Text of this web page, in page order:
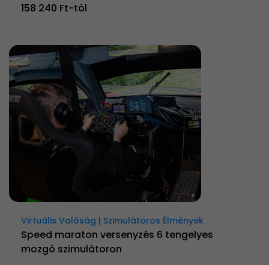
158 240 Ft-tól
Virtuális Valóság | Szimulátoros Élmények
Speed maraton versenyzés 6 tengelyes
mozgó szimulátoron